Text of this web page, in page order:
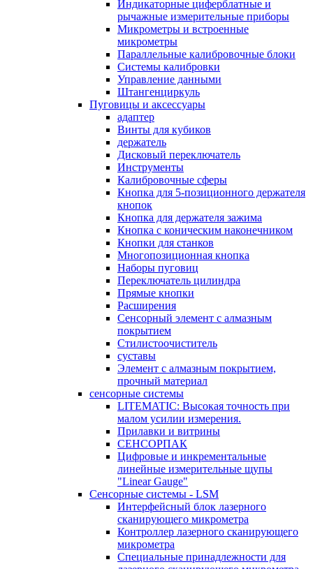
Индикаторные циферблатные и
рычажные измерительные приборы
Микрометры и встроенные
микрометры
Параллельные калибровочные блоки
Системы калибровки
Управление данными
Штангенциркуль
Пуговицы и аксессуары
адаптер
Винты для кубиков
держатель
Дисковый переключатель
Инструменты
Калибровочные сферы
Кнопка для 5-позиционного держателя
кнопок
Кнопка для держателя зажима
Кнопка с коническим наконечником
Кнопки для станков
Многопозиционная кнопка
Наборы пуговиц
Переключатель цилиндра
Прямые кнопки
Расширения
Сенсорный элемент с алмазным
покрытием
Стилистоочиститель
суставы
Элемент с алмазным покрытием,
прочный материал
сенсорные системы
LITEMATIC: Высокая точность при
малом усилии измерения.
Прилавки и витрины
СЕНСОРПАК
Цифровые и инкрементальные
линейные измерительные щупы
"Linear Gauge"
Сенсорные системы - LSM
Интерфейсный блок лазерного
сканирующего микрометра
Контроллер лазерного сканирующего
микрометра
Специальные принадлежности для